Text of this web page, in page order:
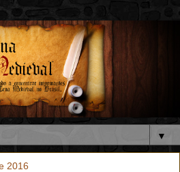
▼
2016